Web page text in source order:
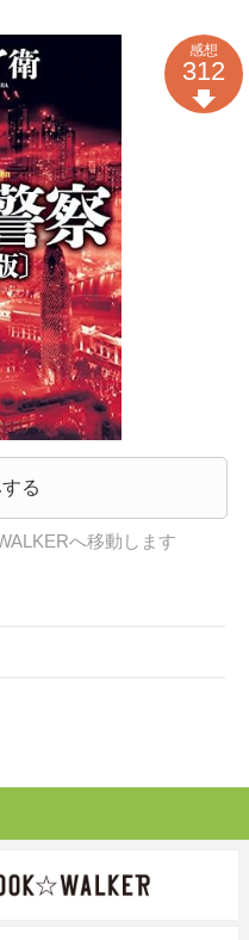
る
へ移動します
感想
312